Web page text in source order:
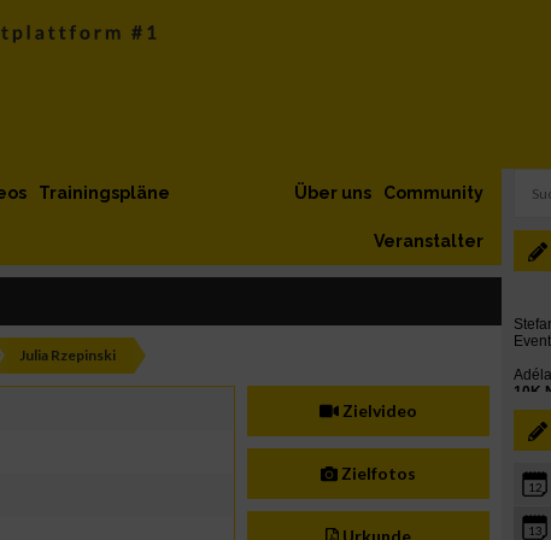
Trainingspläne Community
Über uns
Veranstalter
Julia Rzepinski
Zielvideo
Zielfotos
Urkunde
12
13